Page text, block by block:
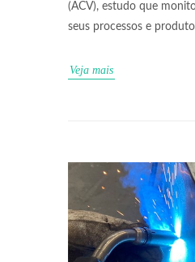
(ACV), estudo que
seus processos e
Veja mais